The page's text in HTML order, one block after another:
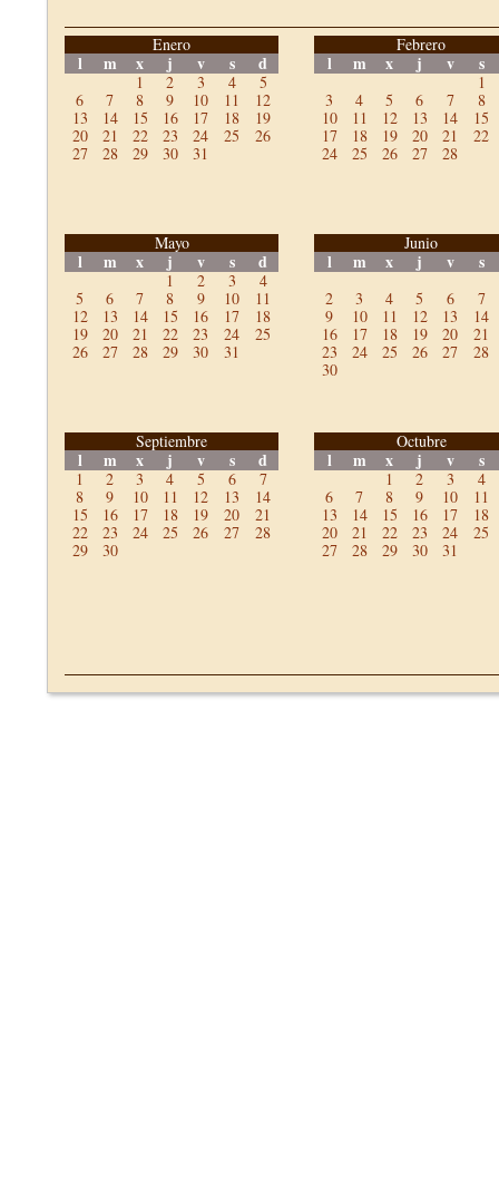
Enero
l m x j v s d
1 2 3 4
5
6
7 8 9 10 11
12
13
14 15 16 17 18
19
20
21 22 23 24 25
26
27
28 29 30 31
Febrero
l m x j v s
1
3
4 5 6 7
8
10
11 12 13 14
15
17
18 19 20 21
22
24
25 26 27 28
Mayo
l m x j v s d
1 2 3
4
5
6 7 8 9 10
11
12
13 14 15 16 17
18
19
20 21 22 23 24
25
26
27 28 29 30 31
Junio
l m x j v s
2 3 4 5 6
7
9
10 11 12 13
14
16
17 18 19 20
21
23
24 25 26 27
28
30
Septiembre
l m x j v s d
1 2 3 4 5 6
7
8
9 10 11 12 13
14
15
16 17 18 19 20
21
22
23 24 25 26 27
28
29
30
Octubre
l m x j v s
1 2 3
4
6
7 8 9 10
11
13
14 15 16 17
18
20
21 22 23 24
25
27
28 29 30 31